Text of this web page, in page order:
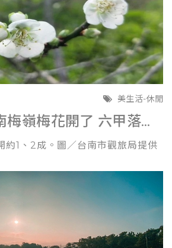
美生活-休閒
1月追花！台南梅嶺梅花開了 六甲落羽松部分轉紅 (聯合報0102)
約1、2成。圖／台南市觀旅局提供